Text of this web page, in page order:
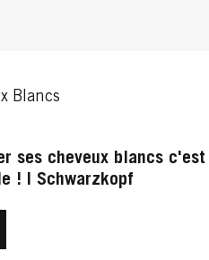
Blancs
ses cheveux blancs c'est
! | Schwarzkopf